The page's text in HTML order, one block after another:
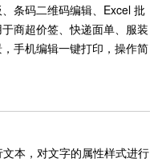
条码二维码编辑、Excel 批
商超价签、快递面单、服装
手机编辑一键打印，操作简
本，对文字的属性样式进行